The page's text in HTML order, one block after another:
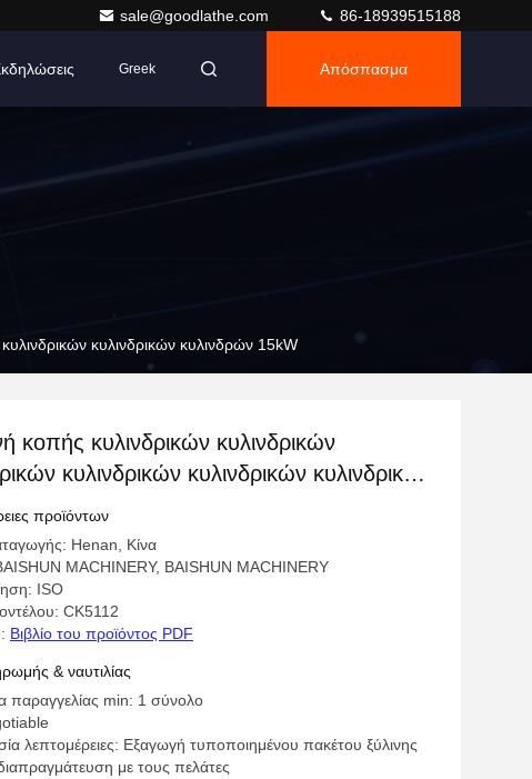
sale@goodlathe.com 86-18939515188
Greek Απόσπασμα
κυλινδρικών κυλινδρών 15kW
κοπής κυλινδρικών κυλινδρικών
κυλινδρικών κυλινδρικών κυλινδρικών
15kW
προϊόντων
Henan, Κίνα
MACHINERY, BAISHUN MACHINERY
ISO
CK5112
Βιβλίο του προϊόντος PDF
& ναυτιλίας
παραγγελίας min: 1 σύνολο
λεπτομέρειες: Εξαγωγή τυποποιημένου πακέτου ξύλινης
με τους πελάτες